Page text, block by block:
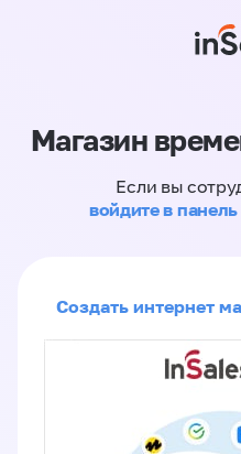
Магазин
Если вы
войдите в
Создать интернет